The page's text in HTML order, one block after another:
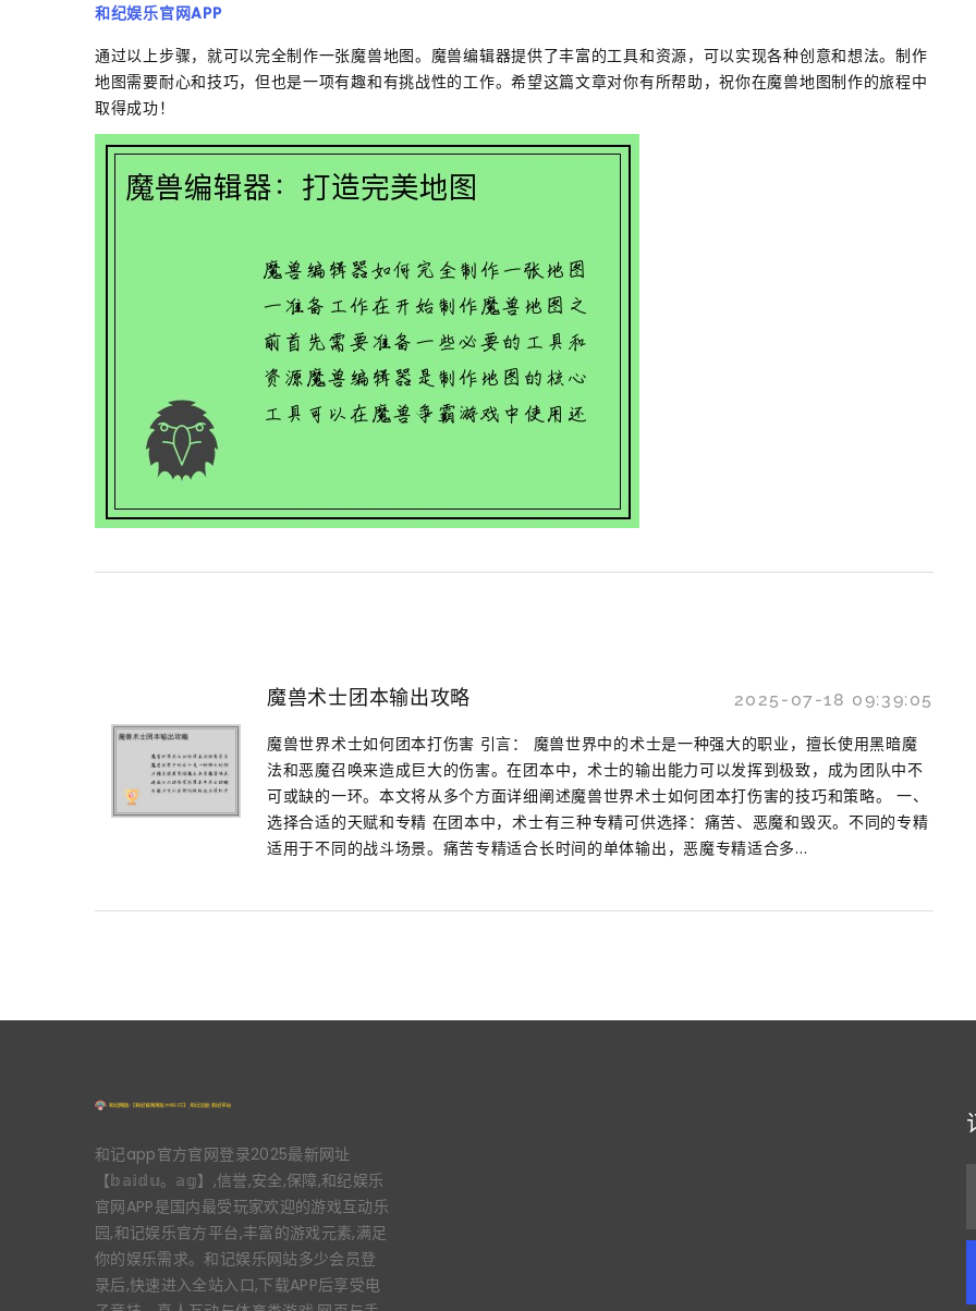
和纪娱乐官网APP
通过以上步骤，就可以完全制作一张魔兽地图。魔兽编辑器提供了丰富的工具和资源，可以实现各种创意和想法。制作
地图需要耐心和技巧，但也是一项有趣和有挑战性的工作。希望这篇文章对你有所帮助，祝你在魔兽地图制作的旅程中
取得成功！
魔兽术士团本输出攻略 2025-07-18 09:39:05
魔兽世界术士如何团本打伤害 引言： 魔兽世界中的术士是一种强大的职业，擅长使用黑暗魔
法和恶魔召唤来造成巨大的伤害。在团本中，术士的输出能力可以发挥到极致，成为团队中不
可或缺的一环。本文将从多个方面详细阐述魔兽世界术士如何团本打伤害的技巧和策略。 一、
选择合适的天赋和专精 在团本中，术士有三种专精可供选择：痛苦、恶魔和毁灭。不同的专精
适用于不同的战斗场景。痛苦专精适合长时间的单体输出，恶魔专精适合多...
和记app官方官网登录2025最新网址
【𝕓𝕒𝕚𝕕𝕦。𝕒𝕘】,信誉,安全,保障,和纪娱乐
官网APP是国内最受玩家欢迎的游戏互动乐
园,和记娱乐官方平台,丰富的游戏元素,满足
你的娱乐需求。和记娱乐网站多少会员登
录后,快速进入全站入口,下载APP后享受电